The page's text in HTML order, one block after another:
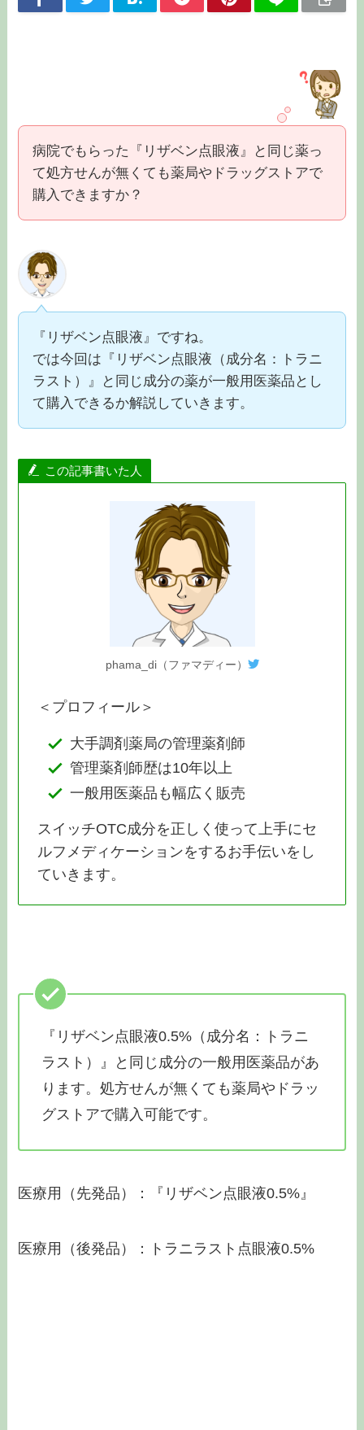
病院でもらった『リザベン点眼液』と同じ薬っ
て処方せんが無くても薬局やドラッグストアで
購入できますか？
『リザベン点眼液』ですね。
では今回は『リザベン点眼液（成分名：トラニ
ラスト）』と同じ成分の薬が一般用医薬品とし
て購入できるか解説していきます。
この記事書いた人
phama_di（ファマディー）
＜プロフィール＞
大手調剤薬局の管理薬剤師
管理薬剤師歴は10年以上
一般用医薬品も幅広く販売
スイッチOTC成分を正しく使って上手にセ
ルフメディケーションをするお手伝いをし
ていきます。
『リザベン点眼液0.5%（成分名：トラニ
ラスト）』と同じ成分の一般用医薬品があ
ります。処方せんが無くても薬局やドラッ
グストアで購入可能です。
医療用（先発品）：『リザベン点眼液0.5%』
医療用（後発品）：トラニラスト点眼液0.5%